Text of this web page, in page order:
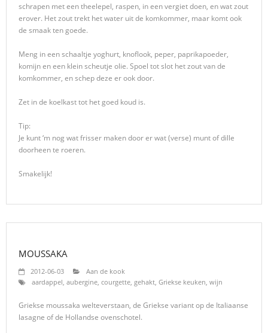
schrapen met een theelepel, raspen, in een vergiet doen, en wat zout
erover. Het zout trekt het water uit de komkommer, maar komt ook
de smaak ten goede.
Meng in een schaaltje yoghurt, knoflook, peper, paprikapoeder,
komijn en een klein scheutje olie. Spoel tot slot het zout van de
komkommer, en schep deze er ook door.
Zet in de koelkast tot het goed koud is.
Tip:
Je kunt ‘m nog wat frisser maken door er wat (verse) munt of dille
doorheen te roeren.
Smakelijk!
MOUSSAKA
2012-06-03
Aan de kook
aardappel, aubergine, courgette, gehakt, Griekse keuken, wijn
Griekse moussaka welteverstaan, de Griekse variant op de Italiaanse
lasagne of de Hollandse ovenschotel.